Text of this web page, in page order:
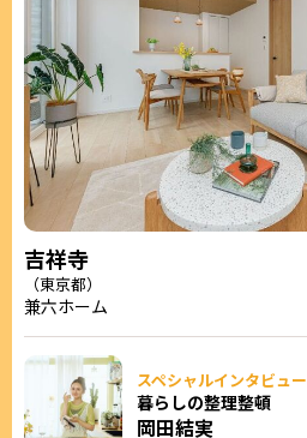
吉祥寺
（東京都）
兼六ホーム
スペシャルインタビュー
暮らしの整理整頓
岡田結実